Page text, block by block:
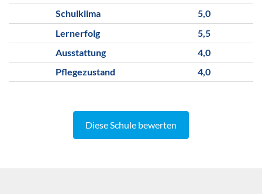
Schulklima
5,0
Lernerfolg
5,5
Ausstattung
4,0
Pflegezustand
4,0
Diese Schule bewerten